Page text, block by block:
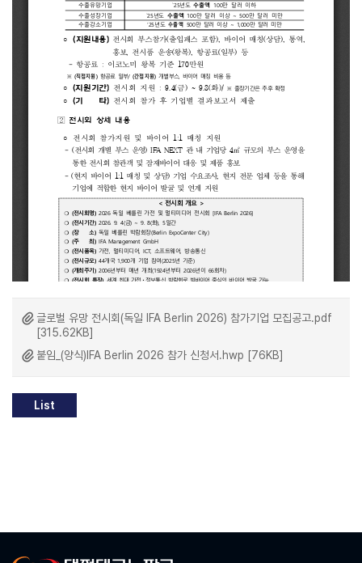
글로벌 유망 전시회(독일 IFA Berlin 2026) 참가기업 모집공고.pdf
[315.62KB]
붙임_(양식)IFA Berlin 2026 참가 신청서.hwp [76KB]
List